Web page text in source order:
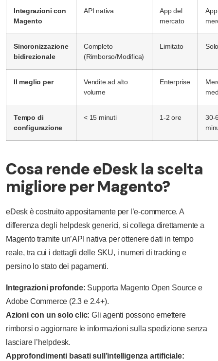
Integrazioni con
Magento
API nativa
App del
mercato
Sincronizzazione
bidirezionale
Completo
(Rimborso/Modifica)
Limitato
Il meglio per
Vendite ad alto
volume
Enterprise
Tempo di
configurazione
< 15 minuti 1-2 ore
30-
Cosa rende eDesk la scelta
migliore per Magento?
eDesk è costruito appositamente per l’e-commerce. A
differenza degli helpdesk generici, si collega direttamente a
Magento tramite un’API nativa per ottenere dati in tempo
reale, tra cui i dettagli delle SKU, i numeri di tracking e
persino lo stato dei pagamenti.
Integrazioni profonde: Supporta Magento Open Source e
Adobe Commerce (2.3 e 2.4+).
Azioni con un solo clic: Gli agenti possono emettere
rimborsi o aggiornare le informazioni sulla spedizione senza
lasciare l’helpdesk.
Approfondimenti basati sull’intelligenza artificiale: